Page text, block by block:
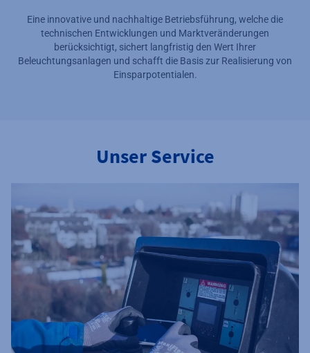
Eine innovative und nachhaltige Betriebsführung, welche die
technischen Entwicklungen und Marktveränderungen
berücksichtigt, sichert langfristig den Wert Ihrer
Beleuchtungsanlagen und schafft die Basis zur Realisierung von
Einsparpotentialen.
Unser Service